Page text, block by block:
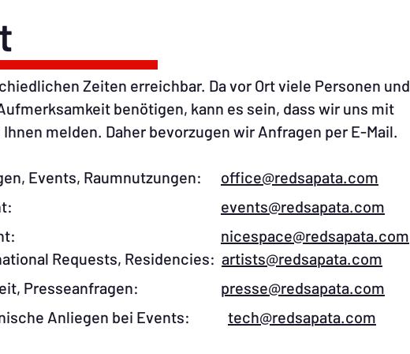
Zeiten erreichbar. Da vor Ort viele Personen und
benötigen, kann es sein, dass wir uns mit
melden. Daher bevorzugen wir Anfragen per E-Mail.​
Events, Raumnutzungen:​ office@redsapata.com​
events@redsapata.com
nicespace@redsapata.com
Requests, Residencies:artists@redsapata.com
Presseanfragen: presse@redsapata.com
Anliegen bei Events:tech@redsapata.com​​